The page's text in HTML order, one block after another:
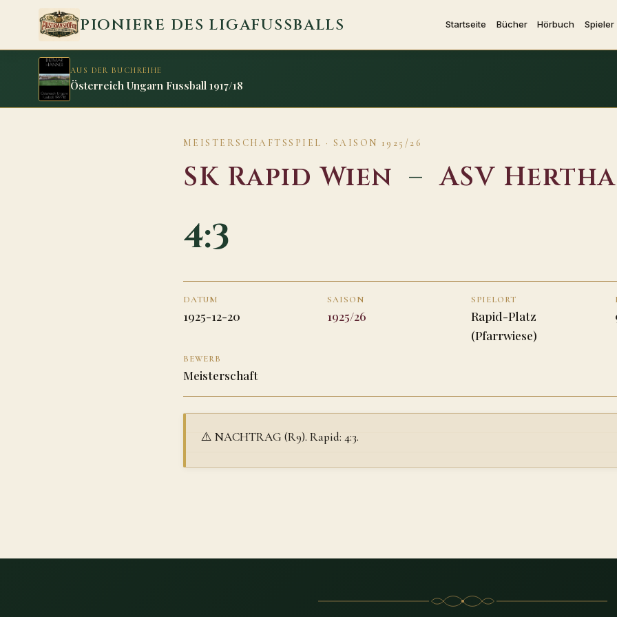
Zum Inhalt springen
PIONIERE DES LIGAFUSSBALLS Startseite Bücher Hörbuch Spieler
AUS DER BUCHREIHE
Österreich Ungarn Fussball 1917/18
MEISTERSCHAFTSSPIEL · SAISON 1925/26
SK Rapid Wien –ASV
4:3
DATUM
1925-12-20
SAISON
1925/26
SPIELORT
Rapid-Platz
(Pfarrwiese)
BEWERB
Meisterschaft
⚠️ NACHTRAG (R9). Rapid: 4:3.